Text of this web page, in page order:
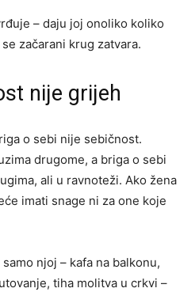
– daju joj onoliko koliko
začarani krug zatvara.
nije grijeh
o sebi nije sebičnost.
drugome, a briga o sebi
ali u ravnoteži. Ako žena
imati snage ni za one koje
njoj – kafa na balkonu,
tiha molitva u crkvi –